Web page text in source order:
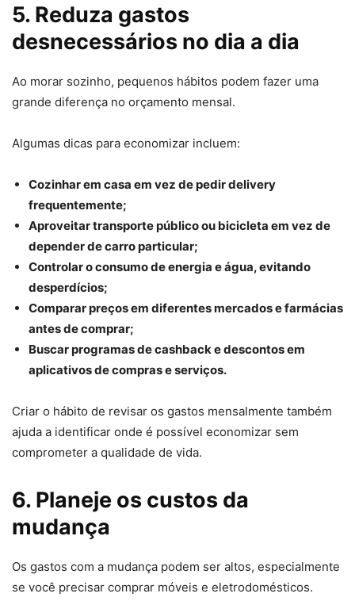
5. Reduza gastos
desnecessários no dia a dia
Ao morar sozinho, pequenos hábitos podem fazer uma
grande diferença no orçamento mensal.
Algumas dicas para economizar incluem:
Cozinhar em casa em vez de pedir delivery
frequentemente;
Aproveitar transporte público ou bicicleta em vez de
depender de carro particular;
Controlar o consumo de energia e água, evitando
desperdícios;
Comparar preços em diferentes mercados e farmácias
antes de comprar;
Buscar programas de cashback e descontos em
aplicativos de compras e serviços.
Criar o hábito de revisar os gastos mensalmente também
ajuda a identificar onde é possível economizar sem
comprometer a qualidade de vida.
6. Planeje os custos da
mudança
Os gastos com a mudança podem ser altos, especialmente
se você precisar comprar móveis e eletrodomésticos.